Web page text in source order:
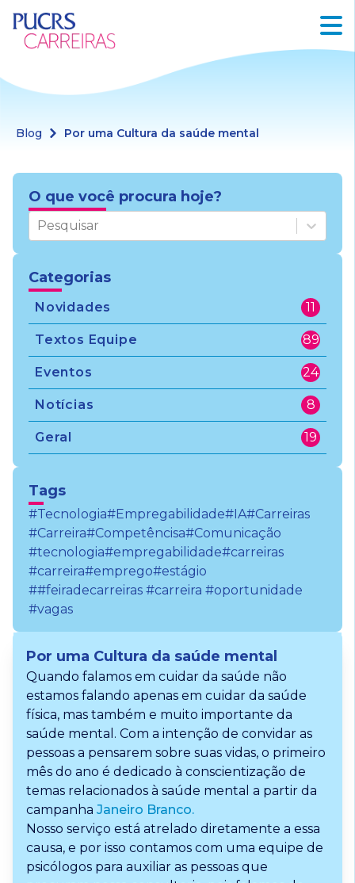
Blog Por uma Cultura da saúde mental
Por uma Cultura da saúde mental
Quando falamos em cuidar da saúde não
estamos falando apenas em cuidar da saúde
física, mas também e muito importante da
saúde mental. Com a intenção de convidar as
pessoas a pensarem sobre suas vidas, o primeiro
mês do ano é dedicado à conscientização de
temas relacionados à saúde mental a partir da
campanha Janeiro Branco.
Nosso serviço está atrelado diretamente a essa
causa, e por isso contamos com uma equipe de
psicólogos para auxiliar as pessoas que
O que você procura hoje?
Pesquisar
Categorias
Novidades 11
Textos Equipe 89
Eventos 24
Notícias 8
Geral 19
Tags
#Tecnologia#Empregabilidade#IA#Carreiras
#Carreira#Competêncisa#Comunicação
#tecnologia#empregabilidade#carreiras
#carreira#emprego#estágio
##feiradecarreiras #carreira #oportunidade
#vagas